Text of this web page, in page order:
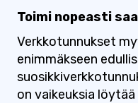
Toimi nopeasti
Verkkotunnukset
enimmäkseen
on vaikeuksia